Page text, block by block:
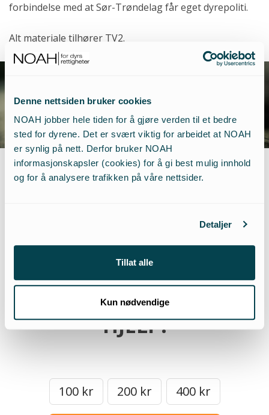
Denne nettsiden bruker cookies
NOAH jobber hele tiden for å gjøre verden til et bedre
sted for dyrene. Det er svært viktig for arbeidet at NOAH
er synlig på nett. Derfor bruker NOAH
informasjonskapsler (cookies) for å gi best mulig innhold
og for å analysere trafikken på våre nettsider.
Detaljer
Tillat alle
Kun nødvendige
forbindelse med at Sør-Trøndelag får eget dyrepoliti.
Alt materiale tilhører TV2.
motvirke utnytting og
mishandling av dyr,
MEN VI TRENGERDIN
HJELP.
100 kr 200 kr 400 kr